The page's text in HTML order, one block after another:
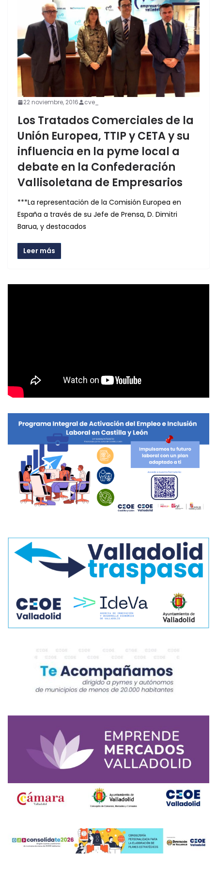
22 noviembre, 2016 cve_
Los Tratados Comerciales de la
Unión Europea, TTIP y CETA y su
influencia en la pyme local a
debate en la Confederación
Vallisoletana de Empresarios
***La representación de la Comisión Europea en
España a través de su Jefe de Prensa, D. Dimitri
Barua, y destacados
Leer más